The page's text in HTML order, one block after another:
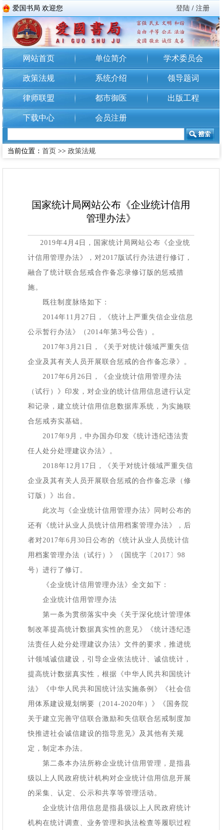
爱国书局 欢迎您 登陆 / 注册
网站首页 单位简介 学术委员会
政策法规 系统介绍 领导题词
律师联盟 都市御医 出版工程
下载中心 会员注册
当前位置： 首页 >> 政策法规
国家统计局网站公布《企业统计信用
管理办法》
2019年4月4日，国家统计局网站公布《企业统
计信用管理办法》，对2017版试行办法进行修订，
融合了统计联合惩戒合作备忘录修订版的惩戒措
施。
既往制度脉络如下：
2014年11月27日，《统计上严重失信企业信息
公示暂行办法》（2014年第3号公告）。
2017年3月21日，《关于对统计领域严重失信
企业及其有关人员开展联合惩戒的合作备忘录》。
2017年6月26日，《企业统计信用管理办法
（试行）》印发，对企业的统计信用信息进行认定
和记录，建立统计信用信息数据库系统，为实施联
合惩戒夯实基础。
2017年9月，中办国办印发《统计违纪违法责
任人处分处理建议办法》。
2018年12月17日，《关于对统计领域严重失信
企业及其有关人员开展联合惩戒的合作备忘录（修
订版）》出台。
此次与《企业统计信用管理办法》同时公布的
还有《统计从业人员统计信用档案管理办法》，后
者对2017年6月30日公布的《统计从业人员统计信
用档案管理办法（试行）》（国统字〔2017〕98
号）进行了修订。
《企业统计信用管理办法》全文如下：
企业统计信用管理办法
第一条为贯彻落实中央《关于深化统计管理体
制改革提高统计数据真实性的意见》《统计违纪违
法责任人处分处理建议办法》文件的要求，推进统
计领域诚信建设，引导企业依法统计、诚信统计，
提高统计数据真实性，根据《中华人民共和国统计
法》《中华人民共和国统计法实施条例》《社会信
用体系建设规划纲要（ 2014-2020年）》《国务院
关于建立完善守信联合激励和失信联合惩戒制度加
快推进社会诚信建设的指导意见》及其他有关规
定，制定本办法。
第二条本办法所称企业统计信用管理，是指县
级以上人民政府统计机构对企业统计信用信息开展
的采集、认定、公示和共享等管理活动。
企业统计信用信息是指县级以上人民政府统计
机构在统计调查、业务管理和执法检查等履职过程